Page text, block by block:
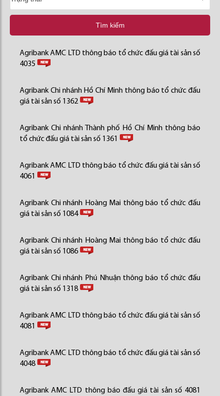
Tìm kiếm
Agribank AMC LTD thông báo tổ chức đấu giá tài sản số
4035
Agribank Chi nhánh Hồ Chí Minh thông báo tổ chức đấu
giá tài sản số 1362
Agribank Chi nhánh Thành phố Hồ Chí Minh thông báo
tổ chức đấu giá tài sản số 1361
Agribank AMC LTD thông báo tổ chức đấu giá tài sản số
4061
Agribank Chi nhánh Hoàng Mai thông báo tổ chức đấu
giá tài sản số 1084
Agribank Chi nhánh Hoàng Mai thông báo tổ chức đấu
giá tài sản số 1086
Agribank Chi nhánh Phú Nhuận thông báo tổ chức đấu
giá tài sản số 1318
Agribank AMC LTD thông báo tổ chức đấu giá tài sản số
4081
Agribank AMC LTD thông báo tổ chức đấu giá tài sản số
4048
Agribank AMC LTD thông báo đấu giá tài sản số 4081